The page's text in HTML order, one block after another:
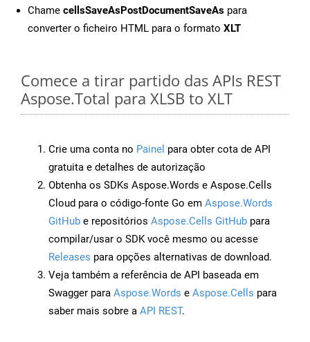
Chame cellsSaveAsPostDocumentSaveAs para
converter o ficheiro HTML para o formato XLT
Comece a tirar partido das APIs REST
Aspose.Total para XLSB to XLT
Crie uma conta no Painel para obter cota de API
gratuita e detalhes de autorização
Obtenha os SDKs Aspose.Words e Aspose.Cells
Cloud para o código-fonte Go em Aspose.Words
GitHub e repositórios Aspose.Cells GitHub para
compilar/usar o SDK você mesmo ou acesse
Releases para opções alternativas de download.
Veja também a referência de API baseada em
Swagger para Aspose.Words e Aspose.Cells para
saber mais sobre a API REST.